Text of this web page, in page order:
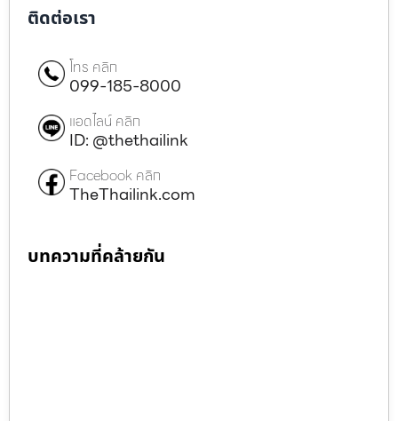
ติดต่อเรา
โทร คลิก
099-185-8000
แอดไลน์ คลิก
ID: @thethailink
Facebook คลิก
TheThailink.com
บทความที่คล้ายกัน